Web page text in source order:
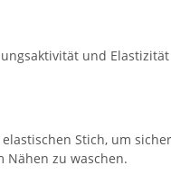
und
Stich, um
Nähen zu waschen.